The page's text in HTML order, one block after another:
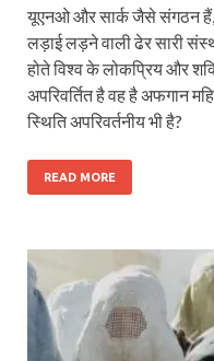
यूएनओ और सार्क जैसे संगठन हैं,
लड़ाई लड़ने वाली ढेर सारी
होते विश्व के लोकप्रिय और
अपरिवर्तित है वह है अफगान
स्थिति अपरिवर्तनीय भी है?
READ MORE